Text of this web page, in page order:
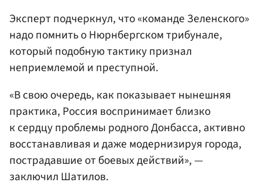
Эксперт подчеркнул, что «команде Зеленского»
надо помнить о Нюрнбергском трибунале,
который подобную тактику признал
неприемлемой и преступной.
«В свою очередь, как показывает нынешняя
практика, Россия воспринимает близко
к сердцу проблемы родного Донбасса, активно
восстанавливая и даже модернизируя города,
пострадавшие от боевых действий», —
заключил Шатилов.